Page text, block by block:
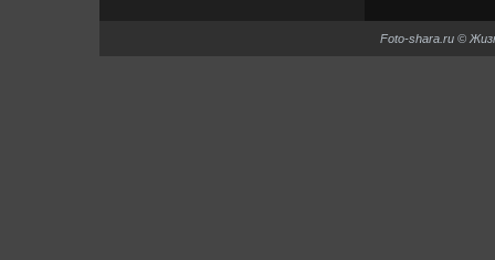
Foto-shara.ru ©